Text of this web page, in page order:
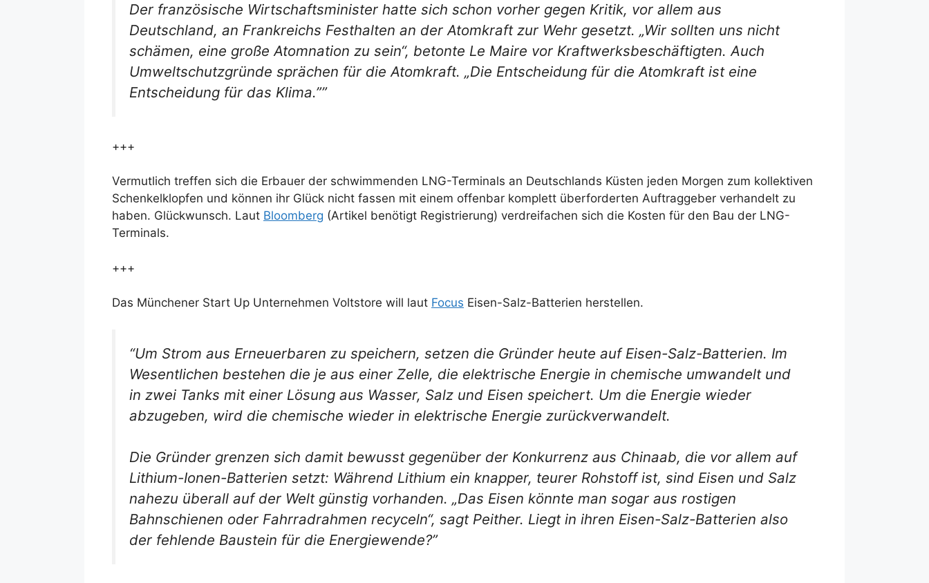
Der französische Wirtschaftsminister hatte sich schon vorher gegen Kritik, vor allem aus
Deutschland, an Frankreichs Festhalten an der Atomkraft zur Wehr gesetzt. „Wir sollten uns nicht
schämen, eine große Atomnation zu sein“, betonte Le Maire vor Kraftwerksbeschäftigten. Auch
Umweltschutzgründe sprächen für die Atomkraft. „Die Entscheidung für die Atomkraft ist eine
Entscheidung für das Klima.””
+++
Vermutlich treffen sich die Erbauer der schwimmenden LNG-Terminals an Deutschlands Küsten jeden Morgen zum kollektiven
Schenkelklopfen und können ihr Glück nicht fassen mit einem offenbar komplett überforderten Auftraggeber verhandelt zu
haben. Glückwunsch. Laut Bloomberg (Artikel benötigt Registrierung) verdreifachen sich die Kosten für den Bau der LNG-
Terminals.
+++
Das Münchener Start Up Unternehmen Voltstore will laut Focus Eisen-Salz-Batterien herstellen.
“Um Strom aus Erneuerbaren zu speichern, setzen die Gründer heute auf Eisen-Salz-Batterien. Im
Wesentlichen bestehen die je aus einer Zelle, die elektrische Energie in chemische umwandelt und
in zwei Tanks mit einer Lösung aus Wasser, Salz und Eisen speichert. Um die Energie wieder
abzugeben, wird die chemische wieder in elektrische Energie zurückverwandelt.
Die Gründer grenzen sich damit bewusst gegenüber der Konkurrenz aus Chinaab, die vor allem auf
Lithium-Ionen-Batterien setzt: Während Lithium ein knapper, teurer Rohstoff ist, sind Eisen und Salz
nahezu überall auf der Welt günstig vorhanden. „Das Eisen könnte man sogar aus rostigen
Bahnschienen oder Fahrradrahmen recyceln“, sagt Peither. Liegt in ihren Eisen-Salz-Batterien also
der fehlende Baustein für die Energiewende?”